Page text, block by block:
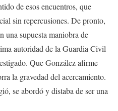
de esos encuentros, que
sin repercusiones. De pronto,
una supuesta maniobra de
autoridad de la Guardia Civil
Que González afirme
la gravedad del acercamiento.
se abordó y distaba de ser una